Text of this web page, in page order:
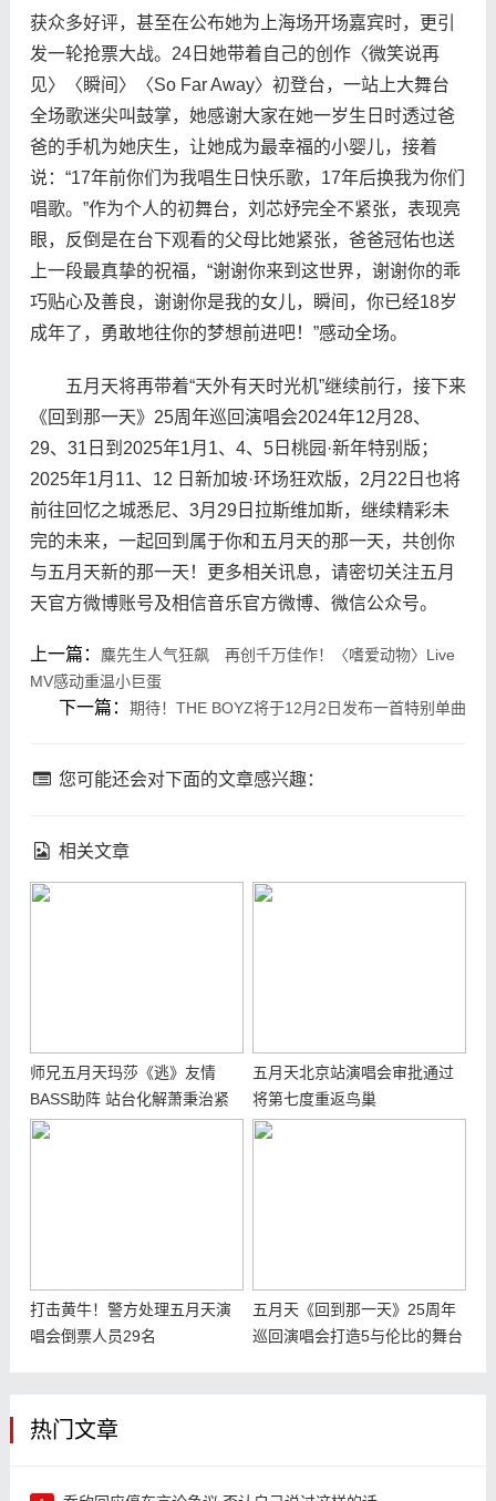
获众多好评，甚至在公布她为上海场开场嘉宾时，更引
发一轮抢票大战。24日她带着自己的创作〈微笑说再
见〉〈瞬间〉〈So Far Away〉初登台，一站上大舞台
全场歌迷尖叫鼓掌，她感谢大家在她一岁生日时透过爸
爸的手机为她庆生，让她成为最幸福的小婴儿，接着
说：“17年前你们为我唱生日快乐歌，17年后换我为你们
唱歌。”作为个人的初舞台，刘芯妤完全不紧张，表现亮
眼，反倒是在台下观看的父母比她紧张，爸爸冠佑也送
上一段最真挚的祝福，“谢谢你来到这世界，谢谢你的乖
巧贴心及善良，谢谢你是我的女儿，瞬间，你已经18岁
成年了，勇敢地往你的梦想前进吧！”感动全场。
五月天将再带着“天外有天时光机”继续前行，接下来
《回到那一天》25周年巡回演唱会2024年12月28、
29、31日到2025年1月1、4、5日桃园·新年特别版；
2025年1月11、12 日新加坡·环场狂欢版，2月22日也将
前往回忆之城悉尼、3月29日拉斯维加斯，继续精彩未
完的未来，一起回到属于你和五月天的那一天，共创你
与五月天新的那一天！更多相关讯息，请密切关注五月
天官方微博账号及相信音乐官方微博、微信公众号。
上一篇： 麋先生人气狂飙 再创千万佳作！〈嗜爱动物〉Live
MV感动重温小巨蛋
下一篇：期待！THE BOYZ将于12月2日发布一首特别单曲
您可能还会对下面的文章感兴趣：
相关文章
师兄五月天玛莎《逃》友情
BASS助阵 站台化解萧秉治紧
张心情
五月天北京站演唱会审批通过
将第七度重返鸟巢
打击黄牛！警方处理五月天演
唱会倒票人员29名
五月天《回到那一天》25周年
巡回演唱会打造5与伦比的舞台
热门文章